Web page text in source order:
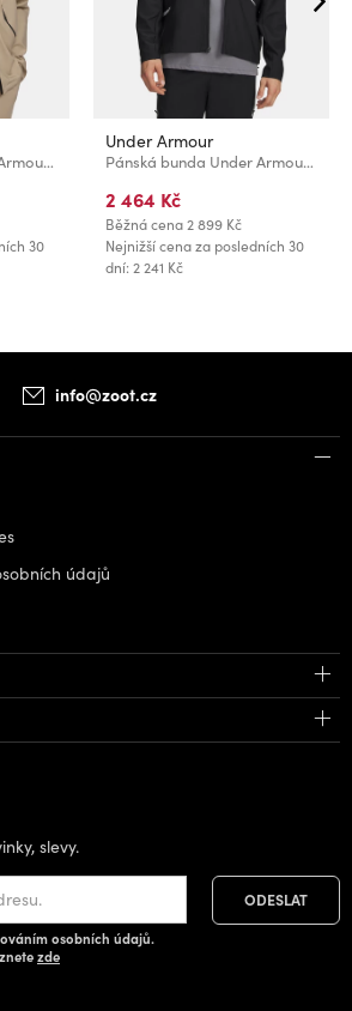
Pánská bunda Under Armour UA Unstoppable Woven Jacket-BRN
30
Under Armour
Pánská bunda Under Armour UA Unstoppable Woven Jacket-BLK
2 464 Kč
Běžná cena2 899 Kč
Nejnižší cena za posledních 30
dní: 2 241 Kč
info@zoot.cz
údajů
slevy.
osobních údajů.
zde